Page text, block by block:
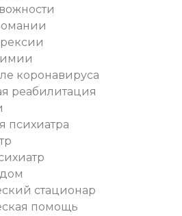
коронавируса
реабилитация
психиатра
стационар
помощь